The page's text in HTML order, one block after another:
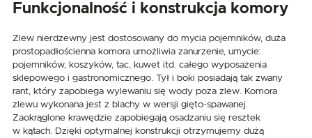
Funkcjonalność i konstrukcja komory
Zlew nierdzewny jest dostosowany do mycia pojemników, duża
prostopadłościenna komora umożliwia zanurzenie, umycie:
pojemników, koszyków, tac, kuwet itd. całego wyposażenia
sklepowego i gastronomicznego. Tył i boki posiadają tak zwany
rant, który zapobiega wylewaniu się wody poza zlew. Komora
zlewu wykonana jest z blachy w wersji gięto-spawanej.
Zaokrąglone krawędzie zapobiegają osadzaniu się resztek
w kątach. Dzięki optymalnej konstrukcji otrzymujemy dużą